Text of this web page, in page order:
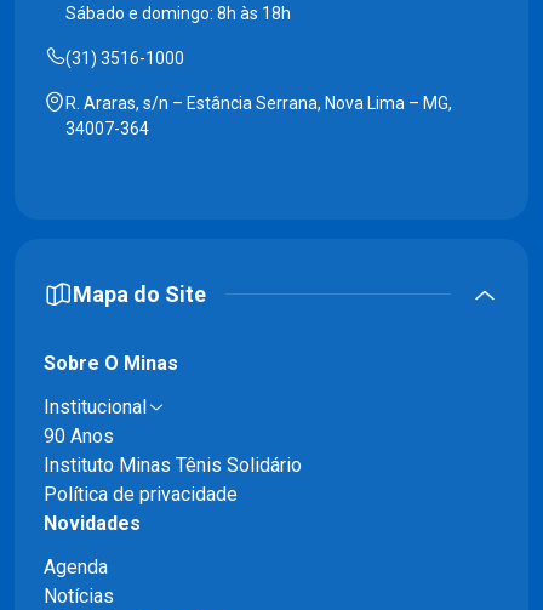
Sábado e domingo: 8h às 18h
(31) 3516-1000
R. Araras, s/n – Estância Serrana, Nova Lima – MG,
34007-364
Mapa do Site
Sobre O Minas
Institucional
90 Anos
Instituto Minas Tênis Solidário
Política de privacidade
Novidades
Agenda
Notícias